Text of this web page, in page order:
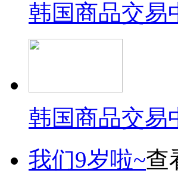
韩国商品交易
韩国商品交易
我们9岁啦~查